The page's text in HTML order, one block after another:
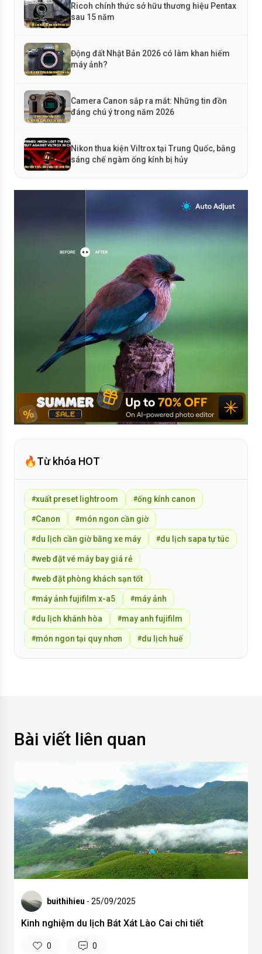
Ricoh chính thức sở hữu thương hiệu Pentax
sau 15 năm
Động đất Nhật Bản 2026 có làm khan hiếm
máy ảnh?
Camera Canon sắp ra mắt: Những tin đồn
đáng chú ý trong năm 2026
Nikon thua kiện Viltrox tại Trung Quốc, bằng
sáng chế ngàm ống kính bị hủy
🔥Từ khóa HOT
#xuất preset lightroom #ống kính canon
#Canon #món ngon cần giờ
#du lịch cần giờ bằng xe máy #du lịch sapa tự túc
#web đặt vé máy bay giá rẻ
#web đặt phòng khách sạn tốt
#máy ảnh fujifilm x-a5 #máy ảnh
#du lịch khánh hòa #may anh fujifilm
#món ngon tại quy nhơn #du lịch huế
Bài viết liên quan
buithihieu - 25/09/2025
Kinh nghiệm du lịch Bát Xát Lào Cai chi tiết
0 0